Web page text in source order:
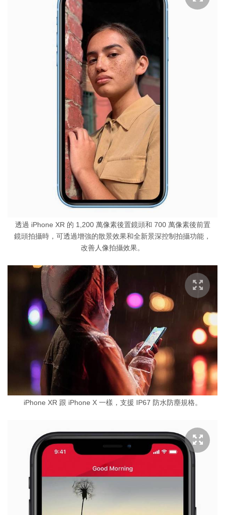
透過 iPhone XR 的 1,200 萬像素後置鏡頭和 700 萬像素後前置
鏡頭拍攝時，可透過增強的散景效果和全新景深控制拍攝功能，
改善人像拍攝效果。
iPhone XR 跟 iPhone X 一樣，支援 IP67 防水防塵規格。